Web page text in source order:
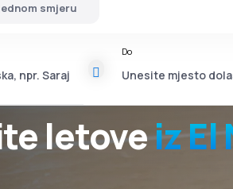
letoveiz El
smjeru
Do